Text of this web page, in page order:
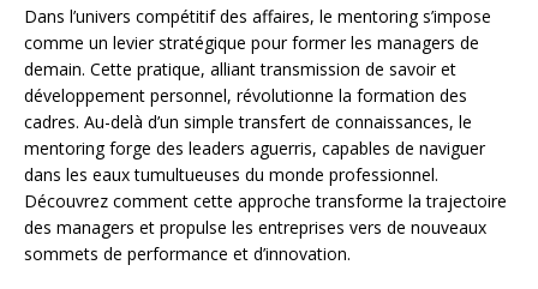
Dans l’univers compétitif des affaires, le mentoring s’impose
comme un levier stratégique pour former les managers de
demain. Cette pratique, alliant transmission de savoir et
développement personnel, révolutionne la formation des
cadres. Au-delà d’un simple transfert de connaissances, le
mentoring forge des leaders aguerris, capables de naviguer
dans les eaux tumultueuses du monde professionnel.
Découvrez comment cette approche transforme la trajectoire
des managers et propulse les entreprises vers de nouveaux
sommets de performance et d’innovation.